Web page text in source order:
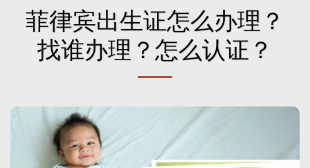
菲律宾出生证怎么办理？
找谁办理？怎么认证？